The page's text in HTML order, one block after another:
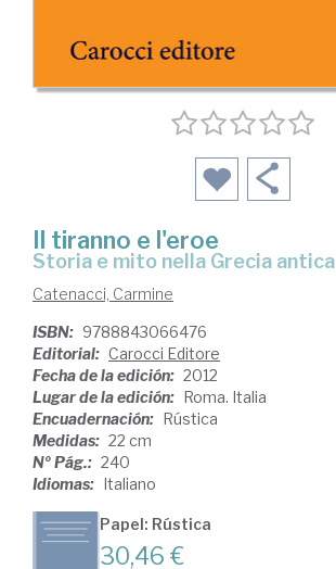
Il tiranno e l'eroe
storia e mito nella Grecia antica
Catenacci, Carmine
ISBN: 9788843066476
Editorial: Carocci Editore
Fecha de la edición: 2012
Lugar de la edición: Roma. Italia
Encuadernación: Rústica
Medidas: 22 cm
Nº Pág.: 240
Idiomas: Italiano
Papel: Rústica
30,46 €